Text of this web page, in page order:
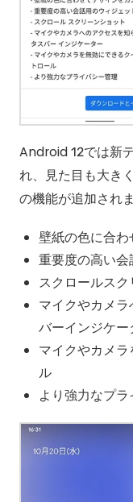
Android 12では新
れ、見た目も大き
の機能が追加されま
壁紙の色に合
重要度の高い会
スクロールスク
マイクやカメ
バーインジケー
マイクやカメ
ル
より強力なプ